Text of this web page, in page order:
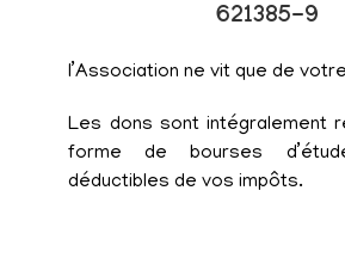
621385-9
l’Association ne vit que de
Les dons sont intégralement
forme de bourses
déductibles de vos impôts.